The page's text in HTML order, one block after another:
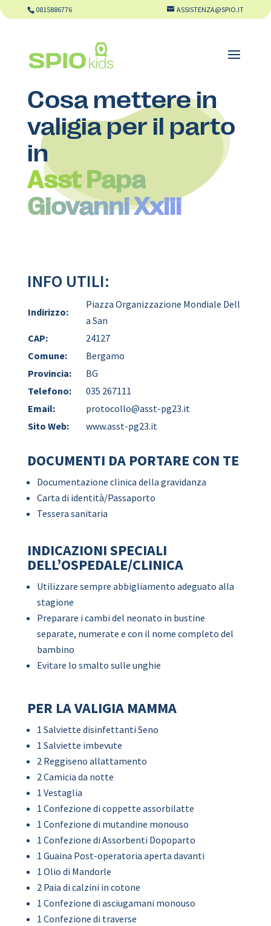
0815886776 ASSISTENZA@SPIO.IT
Cosa mettere in
valigia per il parto
in
Asst Papa
Giovanni Xxiii
INFO UTILI:
Indirizzo:
Piazza Organizzazione Mondiale Dell
a San
CAP:
24127
Comune:
Bergamo
Provincia:
BG
Telefono:
035 267111
Email:
protocollo@asst-pg23.it
Sito Web:
www.asst-pg23.it
DOCUMENTI DA PORTARE CON TE
Documentazione clinica della gravidanza
Carta di identità/Passaporto
Tessera sanitaria
INDICAZIONI SPECIALI
DELL’OSPEDALE/CLINICA
Utilizzare sempre abbigliamento adeguato alla
stagione
Preparare i cambi del neonato in bustine
separate, numerate e con il nome completo del
bambino
Evitare lo smalto sulle unghie
PER LA VALIGIA MAMMA
1 Salviette disinfettanti Seno
1 Salviette imbevute
2 Reggiseno allattamento
2 Camicia da notte
1 Vestaglia
1 Confezione di coppette assorbilatte
1 Confezione di mutandine monouso
1 Confezione di Assorbenti Dopoparto
1 Guaina Post-operatoria aperta davanti
1 Olio di Mandorle
2 Paia di calzini in cotone
1 Confezione di asciugamani monouso
1 Confezione di traverse